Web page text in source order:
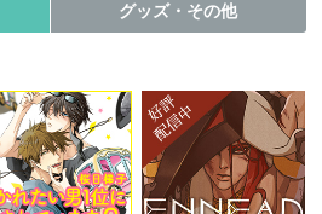
グッズ・その他